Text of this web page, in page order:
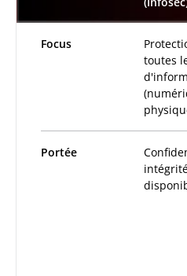
Focus
toutes
Portée